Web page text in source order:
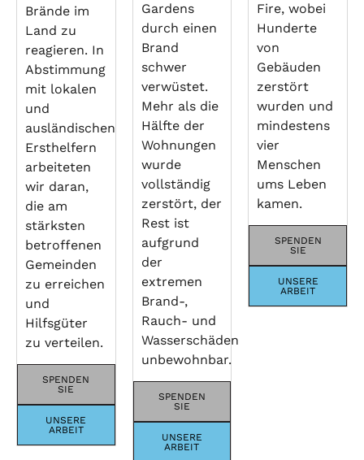
Brände im
Land zu
reagieren. In
Abstimmung
mit lokalen
und
ausländischen
Ersthelfern
arbeiteten
wir daran,
die am
stärksten
betroffenen
Gemeinden
zu erreichen
und
Hilfsgüter
zu verteilen.
SPENDEN
SIE
UNSERE
ARBEIT
Gardens
durch einen
Brand
schwer
verwüstet.
Mehr als die
Hälfte der
Wohnungen
wurde
vollständig
zerstört, der
Rest ist
aufgrund
der
extremen
Brand-,
Rauch- und
Wasserschäden
unbewohnbar.
SPENDEN
SIE
UNSERE
ARBEIT
Fire, wobei
Hunderte
von
Gebäuden
zerstört
wurden und
mindestens
vier
Menschen
ums Leben
kamen.
SPENDEN
SIE
UNSERE
ARBEIT